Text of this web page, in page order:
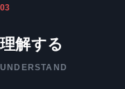
03
理解する
UNDERSTAND